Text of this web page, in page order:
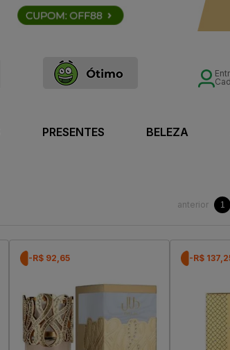
PRESENTES BELEZA
anterior 1
-R$ 92,65 -R$